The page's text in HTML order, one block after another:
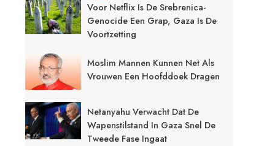
Voor Netflix Is De Srebrenica-
Genocide Een Grap, Gaza Is De
Voortzetting
Moslim Mannen Kunnen Net Als
Vrouwen Een Hoofddoek Dragen
Netanyahu Verwacht Dat De
Wapenstilstand In Gaza Snel De
Tweede Fase Ingaat